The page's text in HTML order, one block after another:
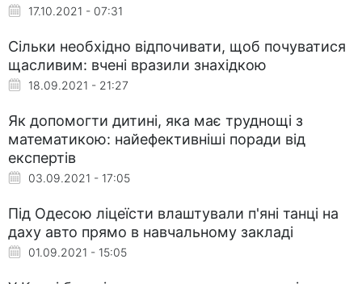
17.10.2021 - 07:31
Сільки необхідно відпочивати, щоб почуватися
щасливим: вчені вразили знахідкою
18.09.2021 - 21:27
Як допомогти дитині, яка має труднощі з
математикою: найефективніші поради від
експертів
03.09.2021 - 17:05
Під Одесою ліцеїсти влаштували п'яні танці на
даху авто прямо в навчальному закладі
01.09.2021 - 15:05